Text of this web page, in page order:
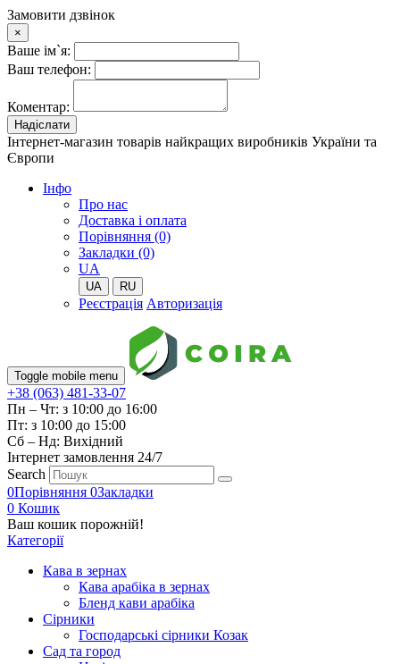
Замовити дзвінок
×
Ваше ім`я:
Ваш телефон:
Коментар:
Надіслати
Інтернет-магазин товарів найкращих виробників України та
Європи
Iнфо
Про нас
Доставка і оплата
Порівняння (0)
Закладки (0)
UA
UA RU
Реєстрація Авторизація
Toggle mobile menu
+38 (063) 481-33-07
Пн – Чт: з 10:00 до 16:00
Пт: з 10:00 до 15:00
Сб – Нд: Вихідний
Інтернет замовлення 24/7
Search
0Порівняння 0Закладки
0 Кошик
Ваш кошик порожній!
Категорії
Кава в зернах
Кава арабіка в зернах
Бленд кави арабіка
Сірники
Господарські сірники Козак
Сад та город